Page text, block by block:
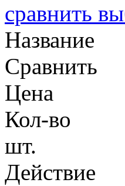
сравнить
Название
Сравнить
Цена
Кол-во
шт.
Действие